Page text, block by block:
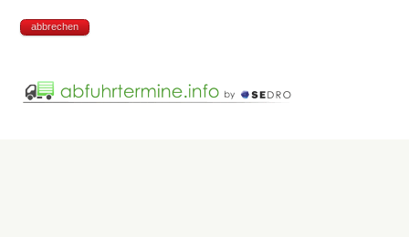
abbrechen